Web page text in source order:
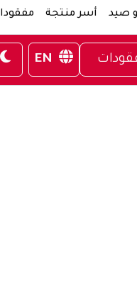
صيد أسر منتجة